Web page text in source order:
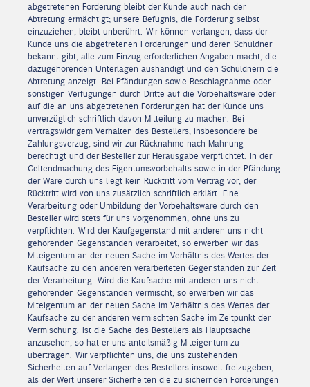
abgetretenen Forderung bleibt der Kunde auch nach der
Abtretung ermächtigt; unsere Befugnis, die Forderung selbst
einzuziehen, bleibt unberührt. Wir können verlangen, dass der
Kunde uns die abgetretenen Forderungen und deren Schuldner
bekannt gibt, alle zum Einzug erforderlichen Angaben macht, die
dazugehörenden Unterlagen aushändigt und den Schuldnern die
Abtretung anzeigt. Bei Pfändungen sowie Beschlagnahme oder
sonstigen Verfügungen durch Dritte auf die Vorbehaltsware oder
auf die an uns abgetretenen Forderungen hat der Kunde uns
unverzüglich schriftlich davon Mitteilung zu machen. Bei
vertragswidrigem Verhalten des Bestellers, insbesondere bei
Zahlungsverzug, sind wir zur Rücknahme nach Mahnung
berechtigt und der Besteller zur Herausgabe verpflichtet. In der
Geltendmachung des Eigentumsvorbehalts sowie in der Pfändung
der Ware durch uns liegt kein Rücktritt vom Vertrag vor, der
Rücktritt wird von uns zusätzlich schriftlich erklärt. Eine
Verarbeitung oder Umbildung der Vorbehaltsware durch den
Besteller wird stets für uns vorgenommen, ohne uns zu
verpflichten. Wird der Kaufgegenstand mit anderen uns nicht
gehörenden Gegenständen verarbeitet, so erwerben wir das
Miteigentum an der neuen Sache im Verhältnis des Wertes der
Kaufsache zu den anderen verarbeiteten Gegenständen zur Zeit
der Verarbeitung. Wird die Kaufsache mit anderen uns nicht
gehörenden Gegenständen vermischt, so erwerben wir das
Miteigentum an der neuen Sache im Verhältnis des Wertes der
Kaufsache zu der anderen vermischten Sache im Zeitpunkt der
Vermischung. Ist die Sache des Bestellers als Hauptsache
anzusehen, so hat er uns anteilsmäßig Miteigentum zu
übertragen. Wir verpflichten uns, die uns zustehenden
Sicherheiten auf Verlangen des Bestellers insoweit freizugeben,
als der Wert unserer Sicherheiten die zu sichernden Forderungen